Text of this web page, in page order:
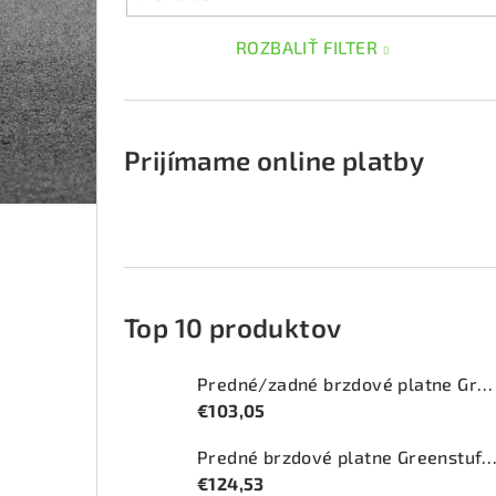
ROZBALIŤ FILTER
Prijímame online platby
Top 10 produktov
Predné/zadné brzdové platne Greenstuff 2000 (DP2415)
€103,05
Predné brzdové platne Greenstuff 2000 (DP21074)
€124,53